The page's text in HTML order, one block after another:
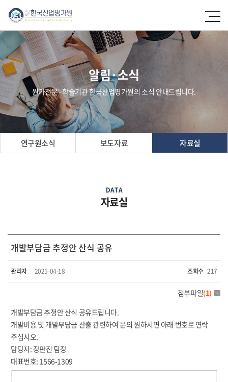
알림·소식
원가전문 ∙ 학술기관 한국산업평가원의 소식 안내드립니다.
연구원소식 보도자료 자료실
DATA
자료실
개발부담금 추정안 산식 공유
관리자 2025-04-18 조회수 217
첨부파일(1)
개발부담금 추정안 산식 공유드립니다.
개발비용 및 개발부담금 산출 관련하여 문의 원하시면 아래 번호로 연락
주십시오.
담당자: 장판진 팀장
대표번호: 1566-1309